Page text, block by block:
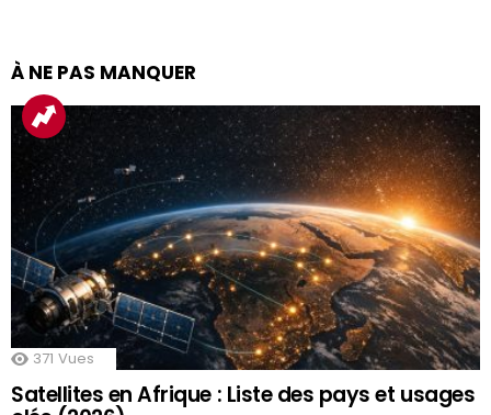
À NE PAS MANQUER
371 Vues
Satellites en Afrique : Liste des pays et usages